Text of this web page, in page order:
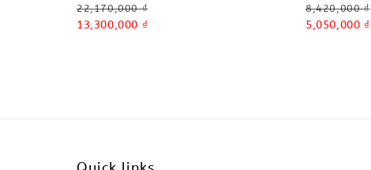
Regular
price
22,170,000 ₫
Sale
13,300,000 ₫
Regular
price
8,420,000 ₫
Sale
5,050,000 ₫